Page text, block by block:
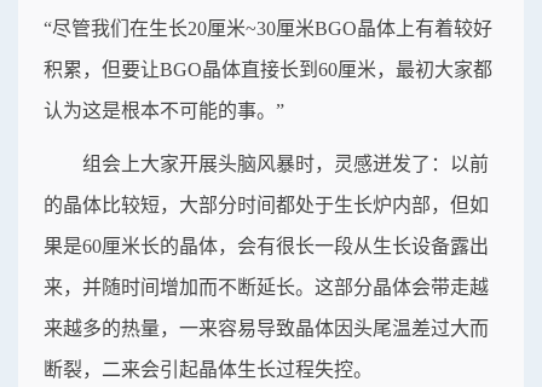
“尽管我们在生长20厘米~30厘米BGO晶体上有着较好
积累，但要让BGO晶体直接长到60厘米，最初大家都
认为这是根本不可能的事。”
组会上大家开展头脑风暴时，灵感迸发了：以前
的晶体比较短，大部分时间都处于生长炉内部，但如
果是60厘米长的晶体，会有很长一段从生长设备露出
来，并随时间增加而不断延长。这部分晶体会带走越
来越多的热量，一来容易导致晶体因头尾温差过大而
断裂，二来会引起晶体生长过程失控。